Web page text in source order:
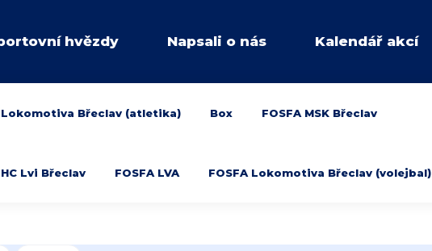
hvězdy Napsali o nás Kalendář akcí
Lokomotiva Břeclav (atletika) Box FOSFA MSK Břeclav
HC Lvi Břeclav FOSFA LVA FOSFA Lokomotiva Břeclav (volejbal)